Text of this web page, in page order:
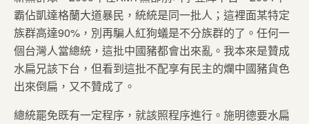
霸佔凱達格蘭大道暴民，統統是同一批人；這裡面某特定
族群高達90%，別再騙人紅狗蟻是不分族群的了。任何一
個台灣人當總統，這批中國豬都會出來亂。我本來是贊成
水扁兄該下台，但看到這批不配享有民主的爛中國豬貨色
出來倒扁，又不贊成了。
總統罷免既有一定程序，就該照程序進行。施明德要水扁